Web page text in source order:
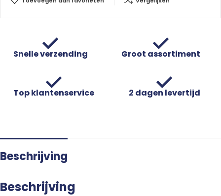
Snelle verzending Groot assortiment
Top klantenservice 2 dagen levertijd
Beschrijving
Beschrijving